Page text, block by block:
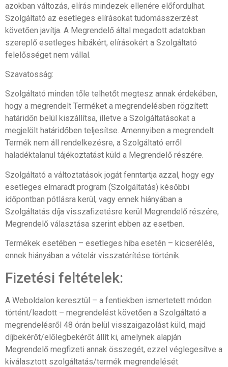
azokban változás, elírás mindezek ellenére előfordulhat.
Szolgáltató az esetleges elírásokat tudomásszerzést
követően javítja. A Megrendelő által megadott adatokban
szereplő esetleges hibákért, elírásokért a Szolgáltató
felelősséget nem vállal.
Szavatosság:
Szolgáltató minden tőle telhetőt megtesz annak érdekében,
hogy a megrendelt Terméket a megrendelésben rögzített
határidőn belül kiszállítsa, illetve a Szolgáltatásokat a
megjelölt határidőben teljesítse. Amennyiben a megrendelt
Termék nem áll rendelkezésre, a Szolgáltató erről
haladéktalanul tájékoztatást küld a Megrendelő részére.
Szolgáltató a változtatások jogát fenntartja azzal, hogy egy
esetleges elmaradt program (Szolgáltatás) későbbi
időpontban pótlásra kerül, vagy ennek hiányában a
Szolgáltatás díja visszafizetésre kerül Megrendelő részére,
Megrendelő választása szerint ebben az esetben.
Termékek esetében – esetleges hiba esetén – kicserélés,
ennek hiányában a vételár visszatérítése történik.
Fizetési feltételek:
A Weboldalon keresztül – a fentiekben ismertetett módon
történt/leadott – megrendelést követően a Szolgáltató a
megrendelésről 48 órán belül visszaigazolást küld, majd
díjbekérőt/előlegbekérőt állít ki, amelynek alapján
Megrendelő megfizeti annak összegét, ezzel véglegesítve a
kiválasztott szolgáltatás/termék megrendelését.